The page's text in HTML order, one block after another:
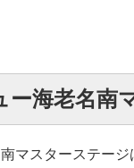
ー海老名南
マスターステー